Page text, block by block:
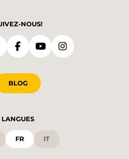
NOUS!
BLOG
LANGUES
FR IT